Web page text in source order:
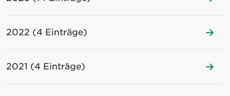
2022 (4 Einträge)
2021 (4 Einträge)